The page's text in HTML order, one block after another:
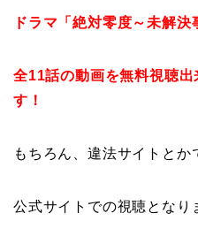
ドラマ「絶対零度～未解決
全11話の動画を無料視聴
す！
もちろん、違法サイトとか
公式サイトでの視聴となり